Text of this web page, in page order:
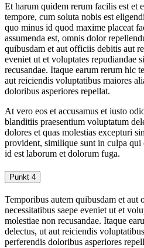
Et harum quidem rerum facilis est et
tempore, cum soluta nobis est
quo minus id quod maxime placeat
assumenda est, omnis dolor
quibusdam et aut officiis debitis aut
eveniet ut et voluptates repudiandae
recusandae. Itaque earum rerum hic
aut reiciendis voluptatibus maiores
doloribus asperiores repellat.
At vero eos et accusamus et iusto
blanditiis praesentium voluptatum
dolores et quas molestias excepturi
provident, similique sunt in culpa
id est laborum et dolorum fuga.
Punkt 4
Temporibus autem quibusdam et aut
necessitatibus saepe eveniet ut et
molestiae non recusandae. Itaque
delectus, ut aut reiciendis
perferendis doloribus asperiores